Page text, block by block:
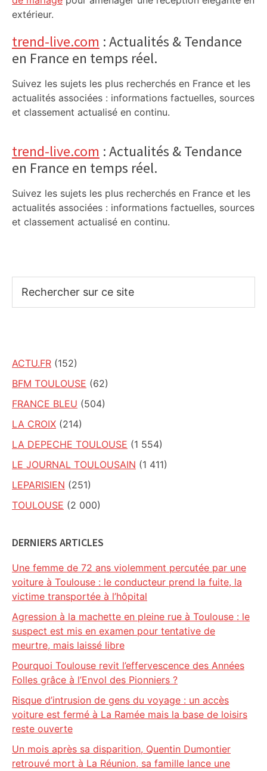
extérieur.
trend-live.com : Actualités & Tendance
en France en temps réel.
Suivez les sujets les plus recherchés en France et les
actualités associées : informations factuelles, sources
et classement actualisé en continu.
trend-live.com : Actualités & Tendance
en France en temps réel.
Suivez les sujets les plus recherchés en France et les
actualités associées : informations factuelles, sources
et classement actualisé en continu.
sur
ACTU.FR (152)
BFM TOULOUSE (62)
FRANCE BLEU (504)
LA CROIX (214)
LA DEPECHE TOULOUSE (1 554)
LE JOURNAL TOULOUSAIN (1 411)
LEPARISIEN (251)
TOULOUSE (2 000)
DERNIERS ARTICLES
Une femme de 72 ans violemment percutée par une
voiture à Toulouse : le conducteur prend la fuite, la
victime transportée à l’hôpital
Agression à la machette en pleine rue à Toulouse : le
suspect est mis en examen pour tentative de
meurtre, mais laissé libre
Pourquoi Toulouse revit l’effervescence des Années
Folles grâce à l’Envol des Pionniers ?
Risque d’intrusion de gens du voyage : un accès
voiture est fermé à La Ramée mais la base de loisirs
reste ouverte
Un mois après sa disparition, Quentin Dumontier
retrouvé mort à La Réunion, sa famille lance une